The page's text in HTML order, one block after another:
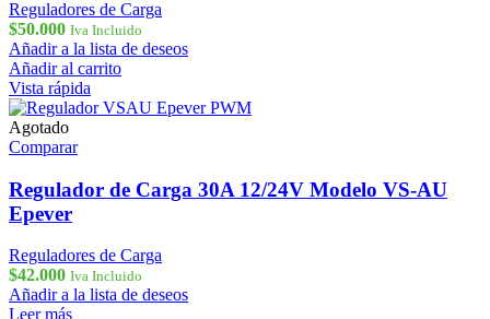
Reguladores de Carga
$50.000 Iva Incluido
Añadir a la lista de deseos
Añadir al carrito
Vista rápida
Agotado
Comparar
Regulador de Carga 30A 12/24V Modelo VS-AU
Epever
Reguladores de Carga
$42.000 Iva Incluido
Añadir a la lista de deseos
Leer más